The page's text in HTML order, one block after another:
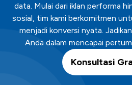
data. Mulai dari iklan performa
sosial, tim kami berkomitmen
menjadi konversi nyata.
Anda dalam mencapai
Konsultasi